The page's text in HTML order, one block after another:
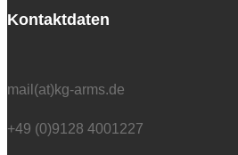
Kontaktdaten
mail(at)kg-arms.de
+49 (0)9128 4001227